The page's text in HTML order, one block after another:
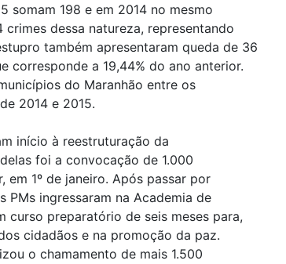
somam 198 e em 2014 no mesmo
dessa natureza, representando
também apresentaram queda de 36
corresponde a 19,44% do ano anterior.
do Maranhão entre os
2014 e 2015.
início à reestruturação da
foi a convocação de 1.000
1º de janeiro. Após passar por
ingressaram na Academia de
curso preparatório de seis meses para,
cidadãos e na promoção da paz.
o chamamento de mais 1.500